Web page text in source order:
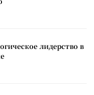
лидерство в